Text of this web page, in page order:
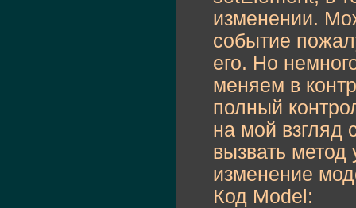
изменении.
событие
его. Но
меняем в
полный
на мой
вызвать метод
изменение
Код Model: